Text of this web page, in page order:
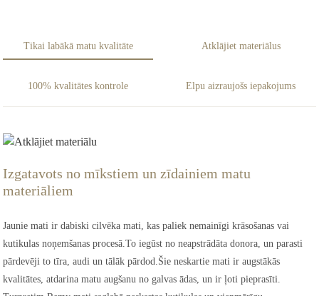
Tikai labākā matu kvalitāte Atklājiet materiālus
100% kvalitātes kontrole Elpu aizraujošs iepakojums
Izgatavots no mīkstiem un zīdainiem matu
materiāliem
Jaunie mati ir dabiski cilvēka mati, kas paliek nemainīgi krāsošanas vai
kutikulas noņemšanas procesā.To iegūst no neapstrādāta donora, un parasti
pārdevēji to tīra, audi un tālāk pārdod.Šie neskartie mati ir augstākās
kvalitātes, atdarina matu augšanu no galvas ādas, un ir ļoti pieprasīti.